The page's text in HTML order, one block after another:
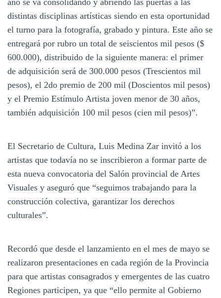
distintas disciplinas artísticas siendo en esta oportunidad
el turno para la fotografía, grabado y pintura. Este año se
entregará por rubro un total de seiscientos mil pesos ($
600.000), distribuido de la siguiente manera: el primer
de adquisición será de 300.000 pesos (Trescientos mil
pesos), el 2do premio de 200 mil (Doscientos mil pesos)
y el Premio Estímulo Artista joven menor de 30 años,
también adquisición 100 mil pesos (cien mil pesos)”.
El Secretario de Cultura, Luis Medina Zar invitó a los
artistas que todavía no se inscribieron a formar parte de
esta nueva convocatoria del Salón provincial de Artes
Visuales y aseguró que “seguimos trabajando para la
construcción colectiva, garantizar los derechos
culturales”.
Recordó que desde el lanzamiento en el mes de mayo se
realizaron presentaciones en cada región de la Provincia
para que artistas consagrados y emergentes de las cuatro
Regiones participen, ya que “ello permite al Gobierno